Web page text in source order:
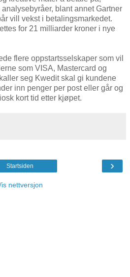
blant annet Gartner
vill vekst i betalingsmarkedet.
for 21 milliarder kroner i nye
flere oppstartsselskaper som vil
som VISA, Mastercard og
seg Kwedit skal gi kundene
inn penger per post eller går og
kort tid etter kjøpet.
›
Startsiden
nettversjon